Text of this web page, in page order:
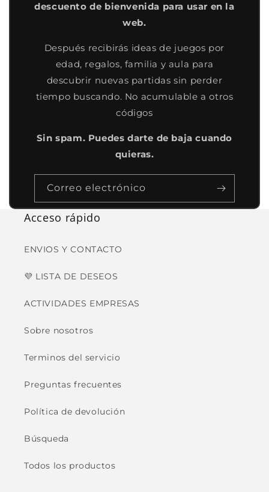
descuento de bienvenida para usar en la
web.
Después recibirás ideas de juegos por
edad, regalos, familia y aula para
descubrir nuevas partidas sin perder
tiempo buscando. No acumulable a otros
códigos
Sin spam. Puedes darte de baja cuando
quieras.
Correo electrónico
Acceso rápido
ENVIOS Y CONTACTO
💜 LISTA DE DESEOS
ACTIVIDADES EMPRESAS
Sobre nosotros
Terminos del servicio
Preguntas frecuentes
Política de devolución
Búsqueda
Todos los productos